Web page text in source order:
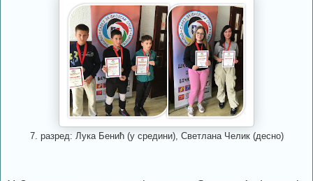
7. разред: Лука Бенић (у средини), Светлана Челик (десно)